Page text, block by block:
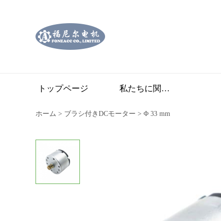
トップページ 私たちに関しては
ホーム > ブラシ付きDCモーター > Φ 33 mm